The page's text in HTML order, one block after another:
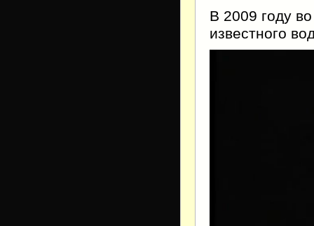
В 2009 году
известного